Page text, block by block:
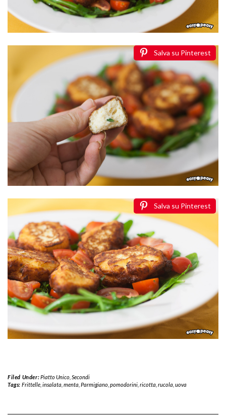
Salva su Pinterest
Salva su Pinterest
Filed Under:Piatto Unico, Secondi
Tags: Frittelle, insalata menta Parmigiano, pomodorini, ricotta rucola uova